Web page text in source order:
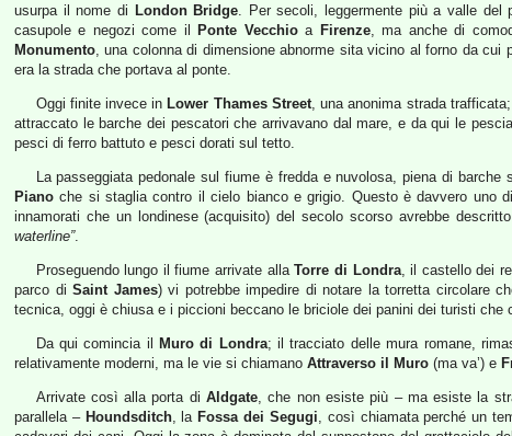
usurpa il nome di London Bridge. Per secoli, leggermente più a valle del
casupole e negozi come il
Ponte Vecchioa Firenze, ma anche di
Monumento, una colonna di dimensione abnorme sita vicino al forno da
era la strada che portava al ponte.
Oggi finite invece in Lower Thames Street, una anonima strada
attraccato le barche dei pescatori che arrivavano dal mare, e da qui le
pesci di ferro battuto e pesci dorati sul tetto.
La passeggiata pedonale sul fiume è fredda e nuvolosa, piena di
Piano che si staglia contro il cielo bianco e grigio. Questo è davvero uno
innamorati che un londinese (acquisito) del secolo scorso avrebbe
waterline”.
Proseguendo lungo il fiume arrivate allaTorre di Londra, il castello dei
parco di Saint James) vi potrebbe impedire di notare la torretta circolare
tecnica, oggi è chiusa e i piccioni beccano le briciole dei panini dei turisti che
Da qui comincia il Muro di Londra; il tracciato delle mura romane,
relativamente moderni, ma le vie si chiamano Attraverso il Muro (ma va’) e
Arrivate così alla porta di Aldgate, che non esiste più – ma esiste la
parallela – Houndsditch, la Fossa dei Segugi, così chiamata perché un